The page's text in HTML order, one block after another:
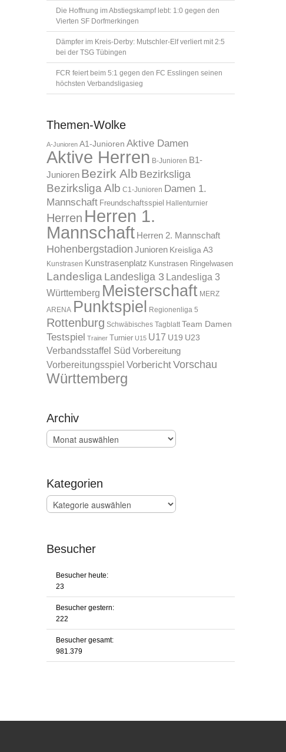
Die Hoffnung im Abstiegskampf lebt: 1:0 gegen den
Vierten SF Dorfmerkingen
Dämpfer im Kreis-Derby: Mutschler-Elf verliert mit 2:5
bei der TSG Tübingen
FCR feiert beim 5:1 gegen den FC Esslingen seinen
höchsten Verbandsligasieg
Themen-Wolke
A-Junioren A1-Junioren Aktive Damen
Aktive Herren B-Junioren B1-
Junioren Bezirk Alb Bezirksliga
Bezirksliga Alb C1-Junioren Damen 1.
Mannschaft Freundschaftsspiel Hallenturnier
Herren Herren 1.
Mannschaft Herren 2. Mannschaft
Hohenbergstadion Junioren Kreisliga A3
Kunstrasen Kunstrasenplatz Kunstrasen Ringelwasen
Landesliga Landesliga 3 Landesliga 3
Württemberg Meisterschaft MERZ
ARENA Punktspiel Regionenliga 5
Rottenburg Schwäbisches Tagblatt Team Damen
Testspiel Trainer Turnier U15 U17 U19 U23
Verbandsstaffel Süd Vorbereitung
Vorbereitungsspiel VorberichtVorschau
Württemberg
Archiv
Archiv
Kategorien
Kategorien
Besucher
Besucher heute:
23
Besucher gestern:
222
Besucher gesamt:
981.379